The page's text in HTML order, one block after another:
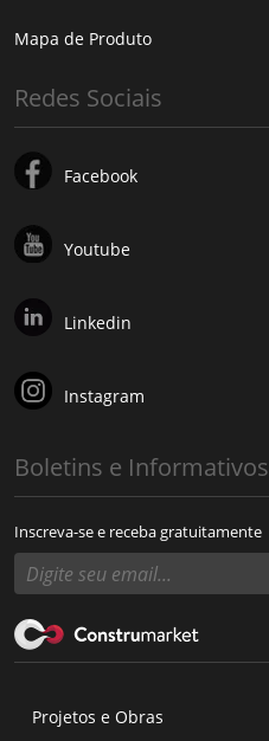
Mapa de Produto
Redes Sociais
Facebook
Youtube
Linkedin
Instagram
Boletins e Informativos
Inscreva-se e receba gratuitamente
Projetos e Obras